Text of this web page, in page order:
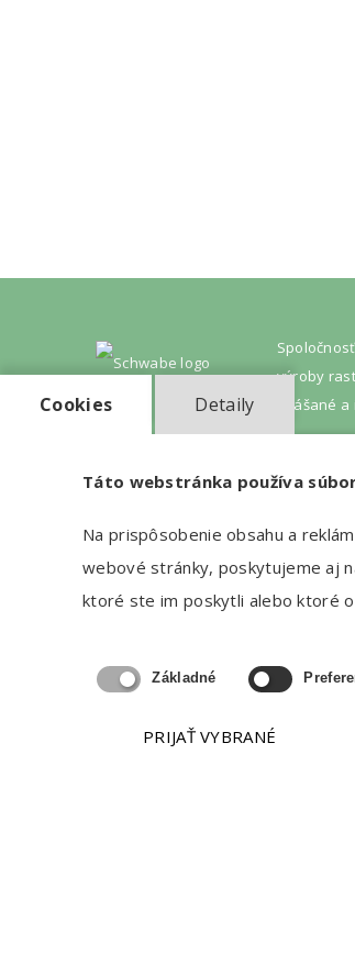
výroby
znášané
KONTAKTNÉ ÚDAJE
Schwabe Slovakia s.r.o.
info@schwabe.sk
Cookies Detaily
Táto webstránka používa
Na prispôsobenie obsahu a
webové stránky, poskytujeme aj
ktoré ste im poskytli alebo ktoré
Základné
PRIJAŤ VYBRANÉ